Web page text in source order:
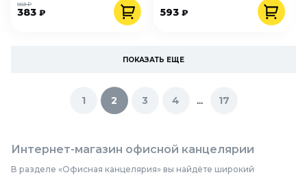
383 ₽
583 ₽
593₽
ПОКАЗАТЬ ЕЩЕ
1 2 3 4 ... 17
Интернет-магазин офисной канцелярии
В разделе «Офисная канцелярия» вы найдёте широкий